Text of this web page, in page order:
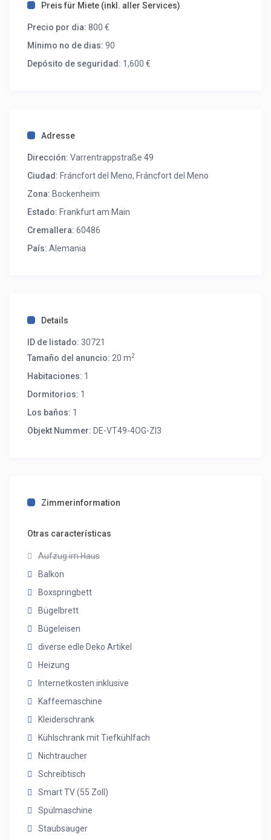
Preis für Miete (inkl. aller Services)
Precio por dia: 800 €
Mínimo no de dias: 90
Depósito de seguridad: 1,600 €
Adresse
Dirección: Varrentrappstraße 49
Ciudad: Fráncfort del Meno, Fráncfort del Meno
Zona: Bockenheim
Estado: Frankfurt am Main
Cremallera: 60486
País: Alemania
Details
ID de listado: 30721
Tamaño del anuncio: 20 m2
Habitaciones: 1
Dormitorios: 1
Los baños: 1
Objekt Nummer: DE-VT49-4OG-ZI3
Zimmerinformation
Otras características
Aufzug im Haus
Balkon
Boxspringbett
Bügelbrett
Bügeleisen
diverse edle Deko Artikel
Heizung
Internetkosten inklusive
Kaffeemaschine
Kleiderschrank
Kühlschrank mit Tiefkühlfach
Nichtraucher
Schreibtisch
Smart TV (55 Zoll)
Spülmaschine
Staubsauger